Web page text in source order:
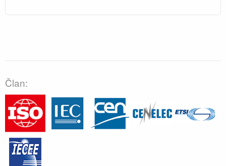
Član: